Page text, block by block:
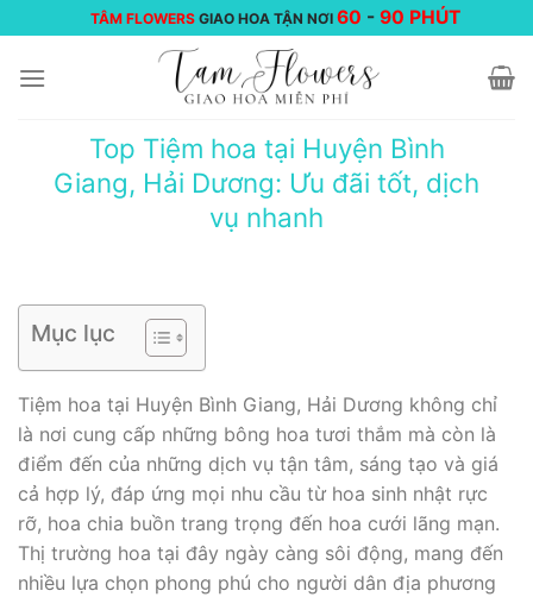
đến
nội
TÂM FLOWERS GIAO HOA TẬN NƠI 60 -90 PHÚT
Top Tiệm hoa tại Huyện Bình
Giang, Hải Dương: Ưu đãi tốt, dịch
vụ nhanh
Mục lục
Tiệm hoa tại Huyện Bình Giang, Hải Dương không chỉ
là nơi cung cấp những bông hoa tươi thắm mà còn là
điểm đến của những dịch vụ tận tâm, sáng tạo và giá
cả hợp lý, đáp ứng mọi nhu cầu từ hoa sinh nhật rực
rỡ, hoa chia buồn trang trọng đến hoa cưới lãng mạn.
Thị trường hoa tại đây ngày càng sôi động, mang đến
nhiều lựa chọn phong phú cho người dân địa phương